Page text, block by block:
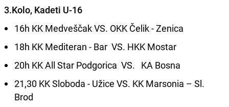
3.Kolo, Kadeti U-16
16h KK Medveščak VS. OKK Čelik - Zenica
18h KK Mediteran - Bar VS. HKK Mostar
20h KK All Star Podgorica VS. KA Bosna
21,30 KK Sloboda - Užice VS. KK Marsonia – Sl.
Brod